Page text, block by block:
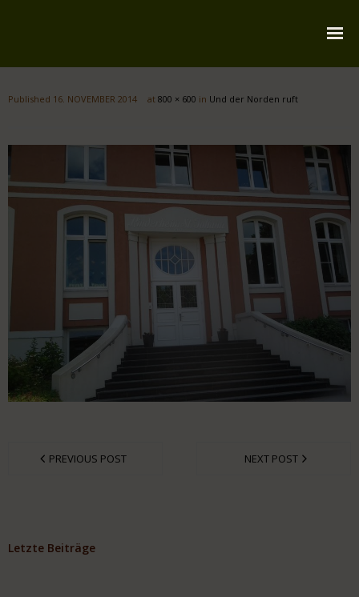
Widmung
Kontakt
Datenschutz
Published 16. NOVEMBER 2014 at 800 × 600 in Und der Norden ruft
PREVIOUS POST NEXT POST
Letzte Beiträge